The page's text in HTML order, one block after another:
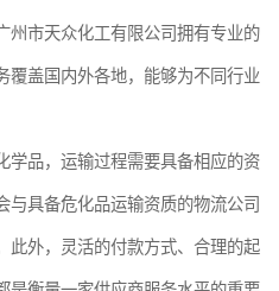
州市天众化工有限公司拥有专业的
覆盖国内外各地，能够为不同行业
学品，运输过程需要具备相应的资
与具备危化品运输资质的物流公司
此外，灵活的付款方式、合理的起